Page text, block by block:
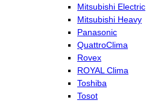
Mitsubishi Electric
Mitsubishi Heavy
Panasonic
QuattroClima
Rovex
ROYAL Clima
Toshiba
Tosot